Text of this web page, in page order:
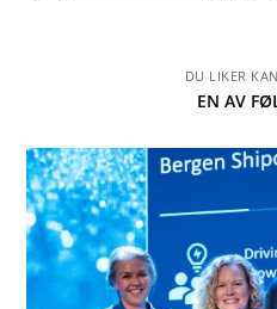
DU LIKER
EN AV